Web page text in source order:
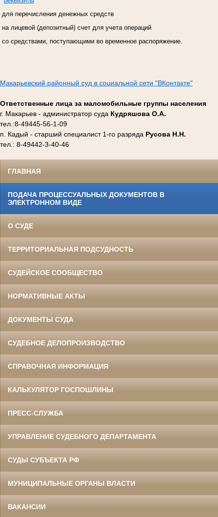
для перечисления денежных средств
на лицевой (депозитный) счет для учета операций
со средствами, поступающими во временное распоряжение.
Макарьевский районный суд в социальной сети "ВКонтакте"
Ответственные лица за маломобильные группы населения
г. Макарьев - администратор суда Кудряшова О.А.
тел.:8-49445-56-1-09
п. Кадый - старший специалист 1-го разряда Русова Н.Н.
тел.: 8-49442-3-40-46
ГЛАВНАЯ
ПОДАЧА ПРОЦЕССУАЛЬНЫХ ДОКУМЕНТОВ В
ЭЛЕКТРОННОМ ВИДЕ
О СУДЕ
ТЕРРИТОРИАЛЬНАЯ ПОДСУДНОСТЬ
СУДЕЙСКОЕ СООБЩЕСТВО
НОРМАТИВНЫЕ АКТЫ
ДОКУМЕНТЫ СУДА
СУДЕБНОЕ ДЕЛОПРОИЗВОДСТВО
СПРАВОЧНАЯ ИНФОРМАЦИЯ
КАЛЬКУЛЯТОР ГОСПОШЛИНЫ
ПРЕСС-СЛУЖБА
УПРАВЛЕНИЕ СУДЕБНОГО ДЕПАРТАМЕНТА
СУДЫ СУБЪЕКТА РФ
МУНИЦИПАЛЬНЫЕ ОРГАНЫ ВЛАСТИ
ВАКАНСИИ